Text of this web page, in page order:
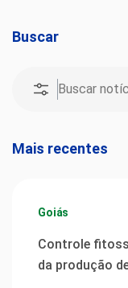
Buscar
Mais recentes
Goiás
Controle
da produção